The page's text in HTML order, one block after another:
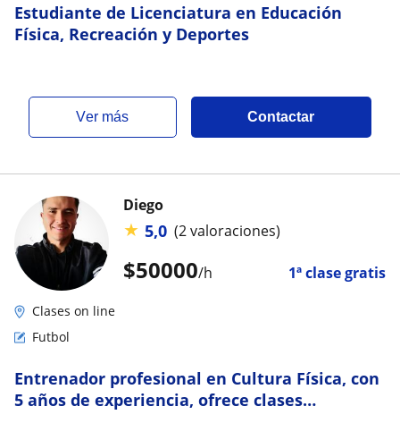
Estudiante de Licenciatura en Educación
Física, Recreación y Deportes
ver más Contactar
$50000/h 1ª clase gratis
Diego
★ 5,0 (2 valoraciones)
Clases on line
Futbol
Entrenador profesional en Cultura Física, con
5 años de experiencia, ofrece clases